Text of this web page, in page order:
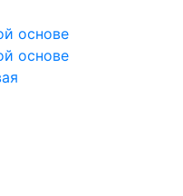
основе
основе